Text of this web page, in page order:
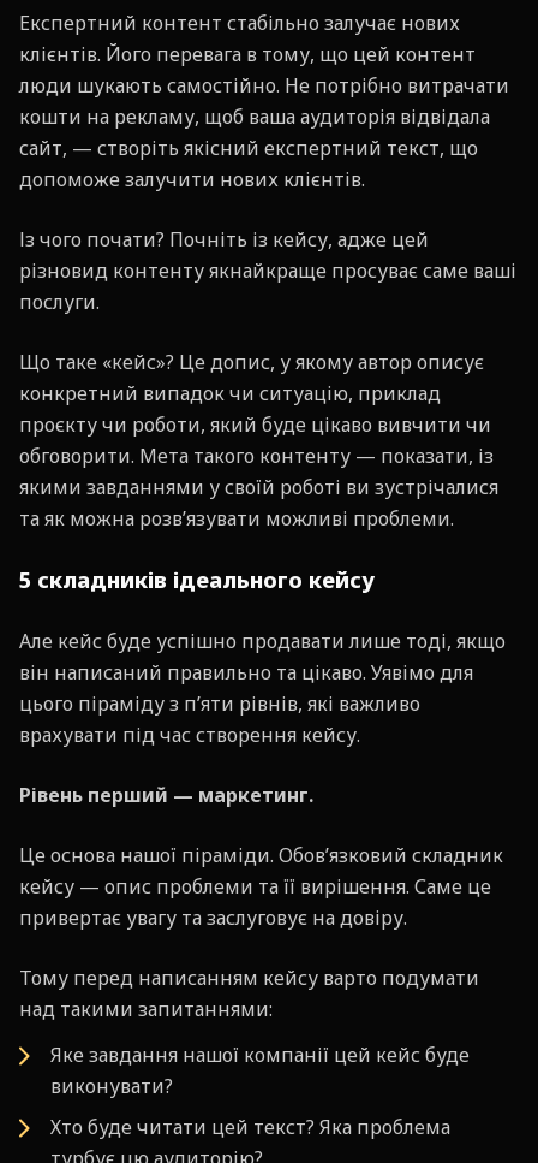
Експертний контент стабільно залучає нових
клієнтів. Його перевага в тому, що цей контент
люди шукають самостійно. Не потрібно витрачати
кошти на рекламу, щоб ваша аудиторія відвідала
сайт, — створіть якісний експертний текст, що
допоможе залучити нових клієнтів.
Із чого почати? Почніть із кейсу, адже цей
різновид контенту якнайкраще просуває саме ваші
послуги.
Що таке «кейс»? Це допис, у якому автор описує
конкретний випадок чи ситуацію, приклад
проєкту чи роботи, який буде цікаво вивчити чи
обговорити. Мета такого контенту — показати, із
якими завданнями у своїй роботі ви зустрічалися
та як можна розв’язувати можливі проблеми.
5 складників ідеального кейсу
Але кейс буде успішно продавати лише тоді, якщо
він написаний правильно та цікаво. Уявімо для
цього піраміду з п’яти рівнів, які важливо
врахувати під час створення кейсу.
Рівень перший — маркетинг.
Це основа нашої піраміди. Обов’язковий складник
кейсу — опис проблеми та її вирішення. Саме це
привертає увагу та заслуговує на довіру.
Тому перед написанням кейсу варто подумати
над такими запитаннями:
Яке завдання нашої компанії цей кейс буде
виконувати?
Хто буде читати цей текст? Яка проблема